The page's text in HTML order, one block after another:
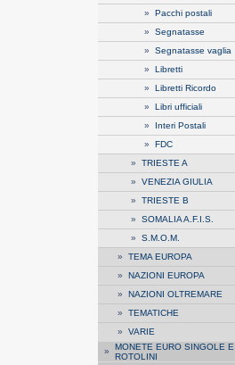
» Pacchi postali
» Segnatasse
» Segnatasse vaglia
» Libretti
» Libretti Ricordo
» Libri ufficiali
» Interi Postali
» FDC
» TRIESTE A
» VENEZIA GIULIA
» TRIESTE B
» SOMALIA A.F.I.S.
» S.M.O.M.
» TEMA EUROPA
» NAZIONI EUROPA
» NAZIONI OLTREMARE
» TEMATICHE
» VARIE
» MONETE EURO SINGOLE E
ROTOLINI